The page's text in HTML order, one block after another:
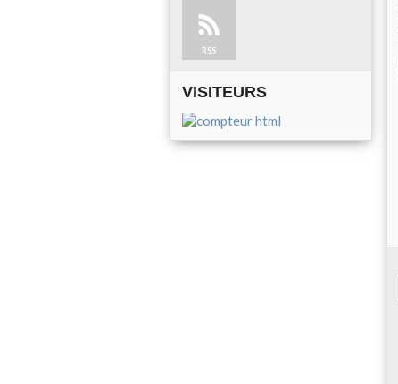
RSS
VISITEURS